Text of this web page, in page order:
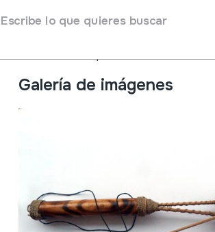
Escribe lo que quieres buscar
Autor Ez dakigu.
Idiófonos->Golpeados->Directamente
Galería de imágenes